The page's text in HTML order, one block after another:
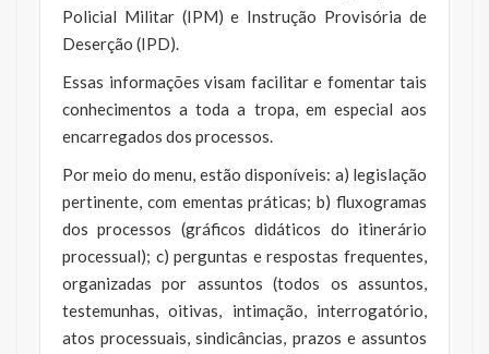
Policial Militar (IPM) e Instrução Provisória de
Deserção (IPD).
Essas informações visam facilitar e fomentar tais
conhecimentos a toda a tropa, em especial aos
encarregados dos processos.
Por meio do menu, estão disponíveis: a) legislação
pertinente, com ementas práticas; b) fluxogramas
dos processos (gráficos didáticos do itinerário
processual); c) perguntas e respostas frequentes,
organizadas por assuntos (todos os assuntos,
testemunhas, oitivas, intimação, interrogatório,
atos processuais, sindicâncias, prazos e assuntos